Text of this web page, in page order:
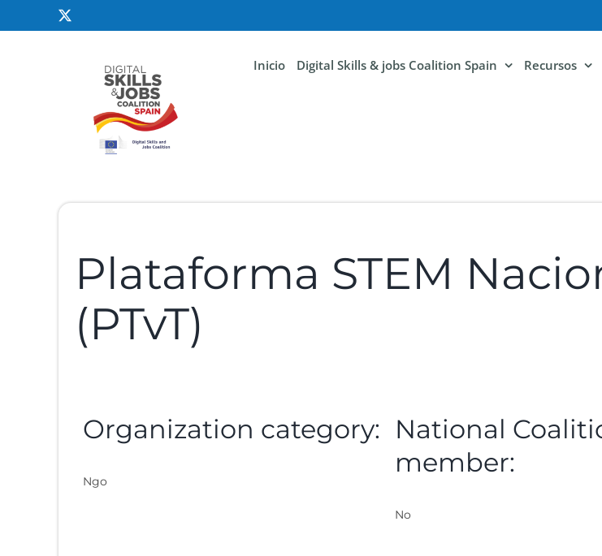
Inicio Digital Skills & jobs Coalition Spain Recursos
Plataforma STEM
(PTvT)
Organization category:
Ngo
National
member:
No